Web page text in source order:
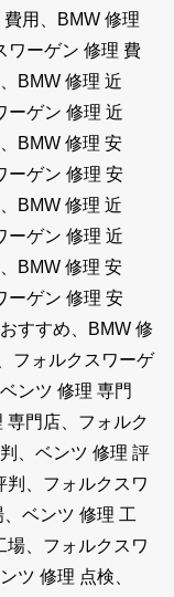
用、BMW 修理
ワーゲン 修理 費
BMW 修理 近
ーゲン 修理 近
BMW 修理 安
ーゲン 修理 安
BMW 修理 近
ーゲン 修理 近
BMW 修理 安
ーゲン 修理 安
すすめ、BMW 修
フォルクスワーゲ
ンツ 修理 専門
専門店、フォルク
、ベンツ 修理 評
判、フォルクスワ
ベンツ 修理 工
場、フォルクスワ
ツ 修理 点検、